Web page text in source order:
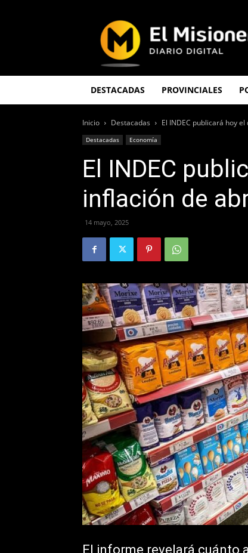
Misionero
DESTACADAS PROVINCIALES
Inicio Destacadas El INDEC publicará hoy
Destacadas Economía
El INDEC
inflación de
14 mayo, 2025
El informe revelará cuánto